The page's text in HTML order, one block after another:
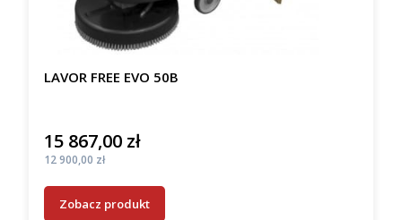
LAVOR FREE EVO 50B
Cena
15 867,00 zł
Cena
12 900,00 zł
Zobacz produkt